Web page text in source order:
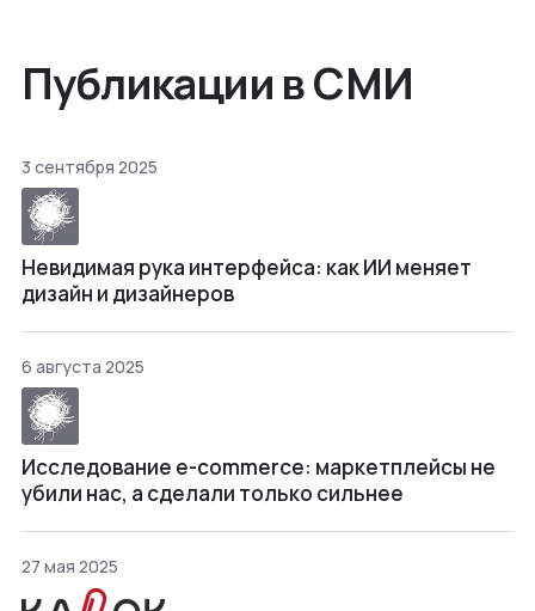
Публикации в СМИ
3 сентября 2025
Невидимая рука интерфейса: как ИИ меняет
дизайн и дизайнеров
6 августа 2025
Исследование e-commerce: маркетплейсы не
убили нас, а сделали только сильнее
27 мая 2025